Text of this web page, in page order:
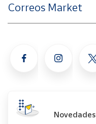
Correos Market
Novedades